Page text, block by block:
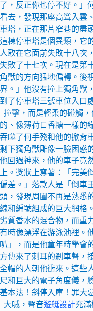
了，反正你也停不好。」
看去，發現那座高聳入雲
車塔，正在那片窄巷的盡
這棟停車塔是個異類，它
人敢在它面前失敗十八次
失敗了十七次。現在是第
角獸的方向猛地偏轉。後
界。」他沒有撞上獨角獸
到了停車塔三號車位入口
撞擊，而是輕柔的碰觸
的、像薄荷口香糖一樣的
吞噬了何手殘和他的掀背
剩下獨角獸雕像一臉困惑
他回過神來，他的車子竟
上。獎狀上寫著：「完
偏差。」落款人是「倒車王
頭，發現周圍不再是熟悉
線和編號組成的巨大網格
劣質香水的混合物，而重
有時像漂浮在游泳池裡。
叭」，而是他童年時學會
方傳來了刺耳的剎車聲，
全帽的人朝他衝來。這些
尺和巨大的電子角度儀，
基本法！斜停入庫！罪大
大喊，聲音遊艇設計充